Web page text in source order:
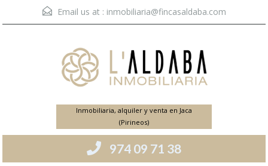
Email us at : inmobiliaria@fincasaldaba.com
Inmobiliaria, alquiler y venta en Jaca
(Pirineos)
974 09 71 38